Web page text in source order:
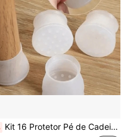
Kit 16 Protetor Pé de Cadeira Mesa Pezinho Móveis Silicone